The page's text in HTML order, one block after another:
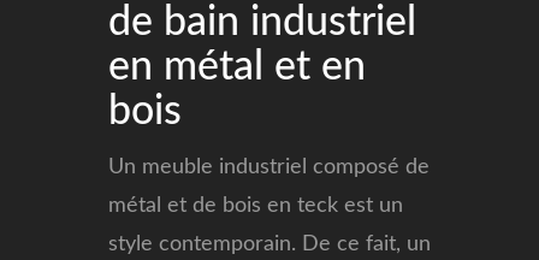
de bain industriel
en métal et en
bois
Un meuble industriel composé de
métal et de bois en teck est un
style contemporain. De ce fait, un